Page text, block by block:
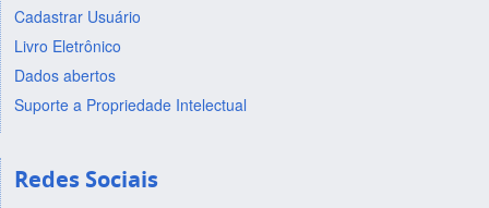
Cadastrar Usuário
Livro Eletrônico
Dados abertos
Suporte a Propriedade Intelectual
Redes Sociais